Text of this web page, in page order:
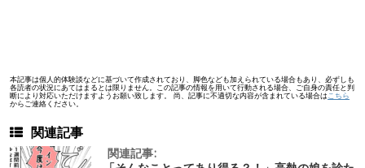
本記事は個人的体験談などに基づいて作成されており、脚色なども加えられている場合もあり、必ずしも
各読者の状況にあてはまるとは限りません。この記事の情報を用いて行動される場合、ご自身の責任と判
断により対応いただけますようお願い致します。 尚、記事に不適切な内容が含まれている場合は こちら
からご連絡ください。
関連記事
関連記事: